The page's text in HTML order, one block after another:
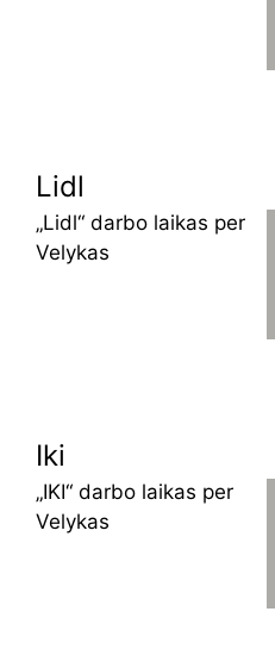
Lidl
„Lidl“ darbo laikas per
Velykas
Iki
„IKI“ darbo laikas per
Velykas